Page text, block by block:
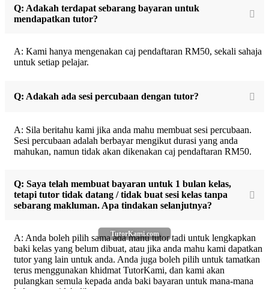
TutorKami.com
Q: Adakah terdapat sebarang bayaran untuk
mendapatkan tutor?
A: Kami hanya mengenakan caj pendaftaran RM50, sekali sahaja
untuk setiap pelajar.
Q: Adakah ada sesi percubaan dengan tutor?
A: Sila beritahu kami jika anda mahu membuat sesi percubaan.
Sesi percubaan adalah berbayar mengikut durasi yang anda
mahukan, namun tidak akan dikenakan caj pendaftaran RM50.
Q: Saya telah membuat bayaran untuk 1 bulan kelas,
tetapi tutor tidak datang / tidak buat sesi kelas tanpa
sebarang makluman. Apa tindakan selanjutnya?
A: Anda boleh pilih sama ada mahu tutor tadi untuk lengkapkan
baki kelas yang belum dibuat, atau jika anda mahu kami dapatkan
tutor yang lain untuk anda. Anda juga boleh pilih untuk tamatkan
terus menggunakan khidmat TutorKami, dan kami akan
pulangkan semula kepada anda baki bayaran untuk mana-mana